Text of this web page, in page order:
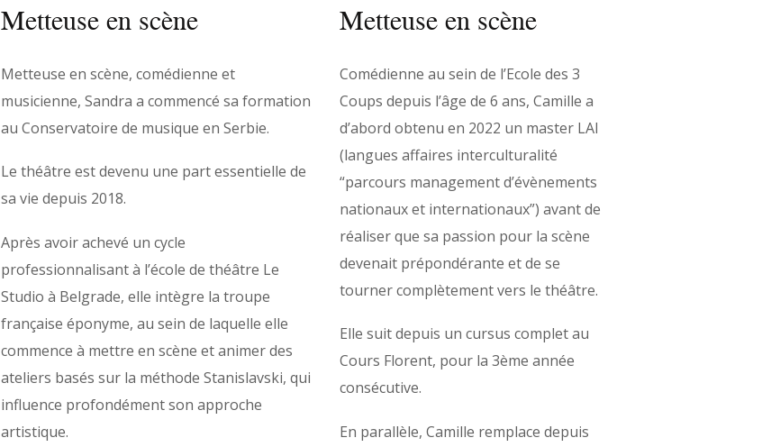
Metteuse en scène
Metteuse en scène, comédienne et
musicienne, Sandra a commencé sa formation
au Conservatoire de musique en Serbie.
Le théâtre est devenu une part essentielle de
sa vie depuis 2018.
Après avoir achevé un cycle
professionnalisant à l’école de théâtre Le
Studio à Belgrade, elle intègre la troupe
française éponyme, au sein de laquelle elle
commence à mettre en scène et animer des
ateliers basés sur la méthode Stanislavski, qui
influence profondément son approche
artistique.
Metteuse en scène
Comédienne au sein de l’Ecole des 3
Coups depuis l’âge de 6 ans, Camille a
d’abord obtenu en 2022 un master LAI
(langues affaires interculturalité
“parcours management d’évènements
nationaux et internationaux”) avant de
réaliser que sa passion pour la scène
devenait prépondérante et de se
tourner complètement vers le théâtre.
Elle suit depuis un cursus complet au
Cours Florent, pour la 3ème année
consécutive.
En parallèle, Camille remplace depuis